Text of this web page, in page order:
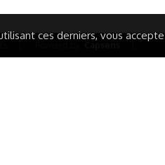
ces derniers, vous